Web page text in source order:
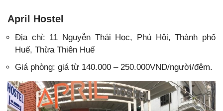
April Hostel
Địa chỉ: 11 Nguyễn Thái Học, Phú Hội, Thành phố
Huế, Thừa Thiên Huế
Giá phòng: giá từ 140.000 – 250.000VND/người/đêm.